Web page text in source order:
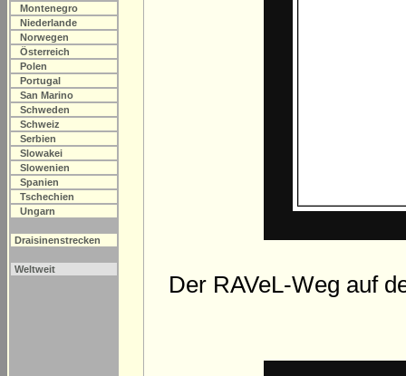
Montenegro
Niederlande
Norwegen
Österreich
Polen
Portugal
San Marino
Schweden
Schweiz
Serbien
Slowakei
Slowenien
Spanien
Tschechien
Ungarn
Draisinenstrecken
Weltweit
Der RAVeL-Weg auf